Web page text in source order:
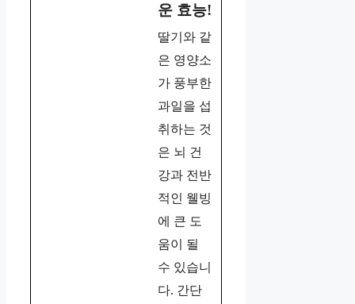
운 효능!
딸기와 같
은 영양소
가 풍부한
과일을 섭
취하는 것
은 뇌 건
강과 전반
적인 웰빙
에 큰 도
움이 될
수 있습니
다. 간단